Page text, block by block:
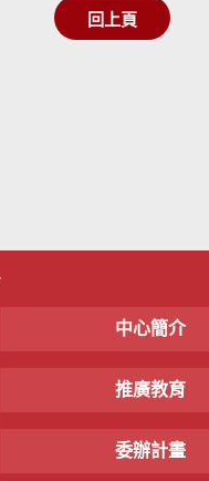
回上頁
中心簡介
推廣教育
委辦計畫